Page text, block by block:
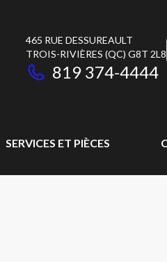
465 RUE DESSUREAULT
TROIS-RIVIÈRES (QC) G8T 2L8
819 374-4444
SERVICES ET PIÈCES